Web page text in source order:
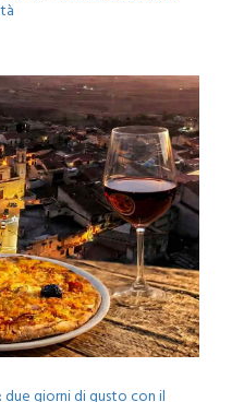
giorni di gusto con il